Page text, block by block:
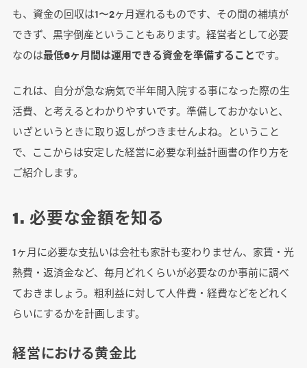
も、資金の回収は1〜2ヶ月遅れるものです、その間の補填が
できず、黒字倒産ということもあります。経営者として必要
なのは最低6ヶ月間は運用できる資金を準備することです。
これは、自分が急な病気で半年間入院する事になった際の生
活費、と考えるとわかりやすいです。準備しておかないと、
いざというときに取り返しがつきませんよね。ということ
で、ここからは安定した経営に必要な利益計画書の作り方を
ご紹介します。
1. 必要な金額を知る
1ヶ月に必要な支払いは会社も家計も変わりません、家賃・光
熱費・返済金など、毎月どれくらいが必要なのか事前に調べ
ておきましょう。粗利益に対して人件費・経費などをどれく
らいにするかを計画します。
経営における黄金比